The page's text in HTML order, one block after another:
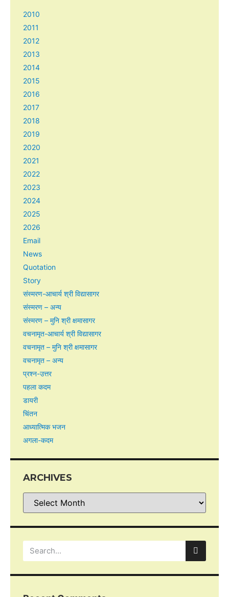
2010
2011
2012
2013
2014
2015
2016
2017
2018
2019
2020
2021
2022
2023
2024
2025
2026
Email
News
Quotation
Story
संस्मरण-आचार्य श्री विद्यासागर
संस्मरण – अन्य
संस्मरण – मुनि श्री क्षमासागर
वचनामृत-आचार्य श्री विद्यासागर
वचनामृत – मुनि श्री क्षमासागर
वचनामृत – अन्य
प्रश्न-उत्तर
पहला कदम
डायरी
चिंतन
आध्यात्मिक भजन
अगला-कदम
ARCHIVES